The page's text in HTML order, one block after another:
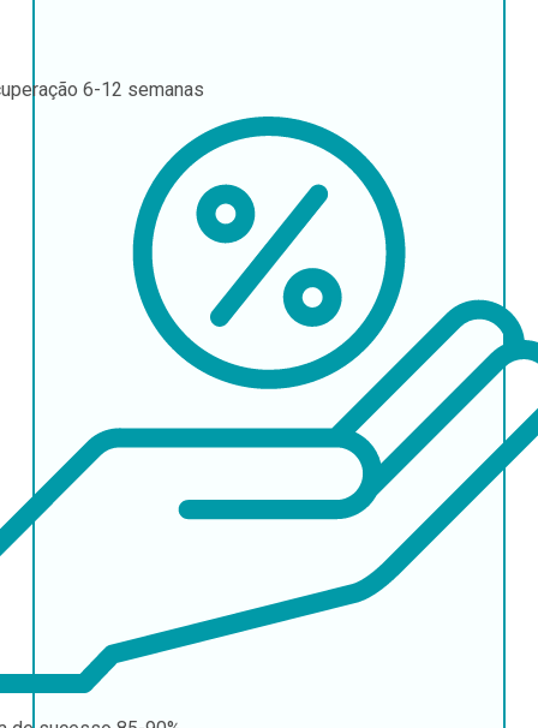
6-12 semanas